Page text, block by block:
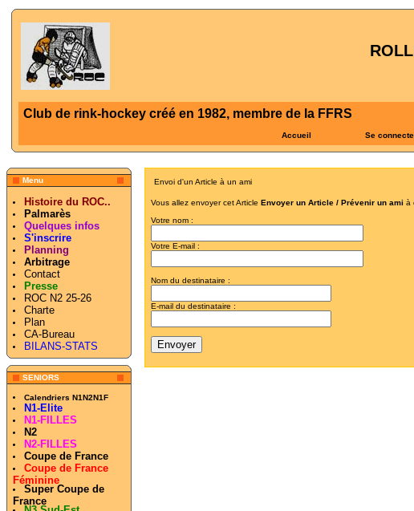
Club de rink-hockey créé en 1982, membre de la FFRS
Accueil Se
Menu
Histoire du ROC..
Palmarès
Quelques infos
S'inscrire
Planning
Arbitrage
Contact
Presse
ROC N2 25-26
Charte
Plan
CA-Bureau
BILANS-STATS
SENIORS
Calendriers N1N2N1F
N1-Elite
N1-FILLES
N2
N2-FILLES
Coupe de France
Coupe de France
Féminine
Super Coupe de
France
Envoi d'un Article à un ami
Vous allez envoyer cet Article Envoyer un Article / Prévenir un ami à
Votre nom :
Votre E-mail :
Nom du destinataire :
E-mail du destinataire :